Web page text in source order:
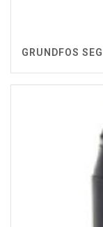
GRUNDFOS SEG